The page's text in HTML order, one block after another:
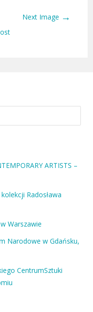
Next Image →
ARTISTS –
Radosława
Warszawie
Narodowe w Gdańsku,
CentrumSztuki